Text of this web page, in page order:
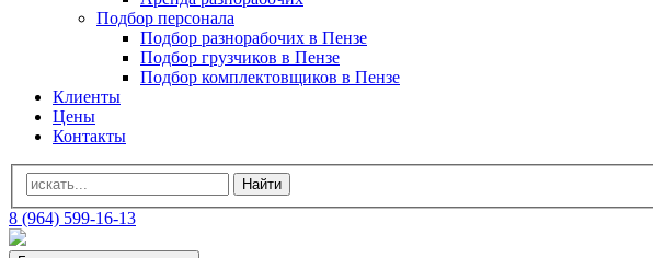
Подбор персонала
Подбор разнорабочих в Пензе
Подбор грузчиков в Пензе
Подбор комплектовщиков в Пензе
Клиенты
Цены
Контакты
8 (964) 599-16-13